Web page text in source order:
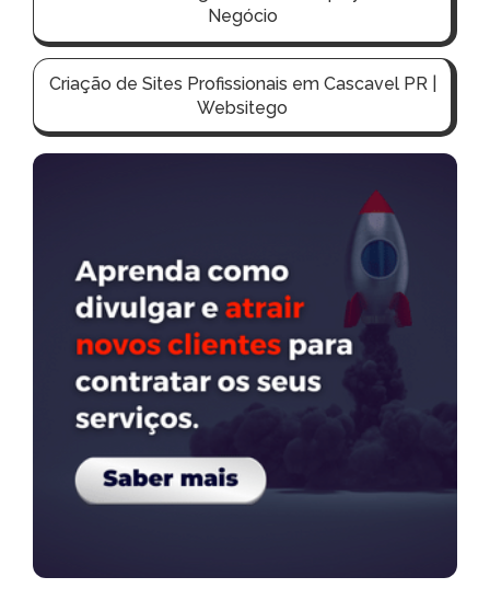
Negócio
Criação de Sites Profissionais em Cascavel PR |
Websitego